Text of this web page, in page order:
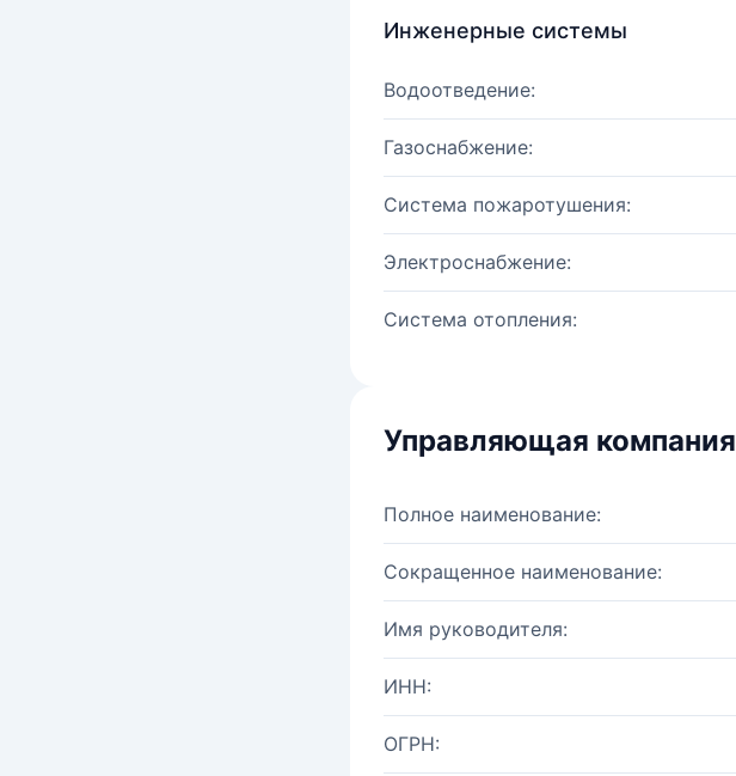
Инженерные системы
Водоотведение:
Газоснабжение:
Система пожаротушения:
Электроснабжение:
Система отопления:
Управляющая компания
Полное наименование:
Сокращенное наименование:
Имя руководителя:
ИНН:
ОГРН: